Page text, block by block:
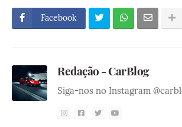
Facebook
Redação - CarBlog
Siga-nos no Instagram